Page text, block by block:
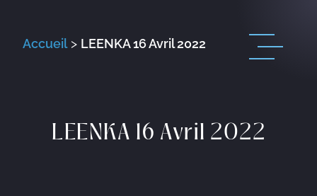
Accueil> LEENKA 16 Avril 2022
LEENKA 16 Avril 2022